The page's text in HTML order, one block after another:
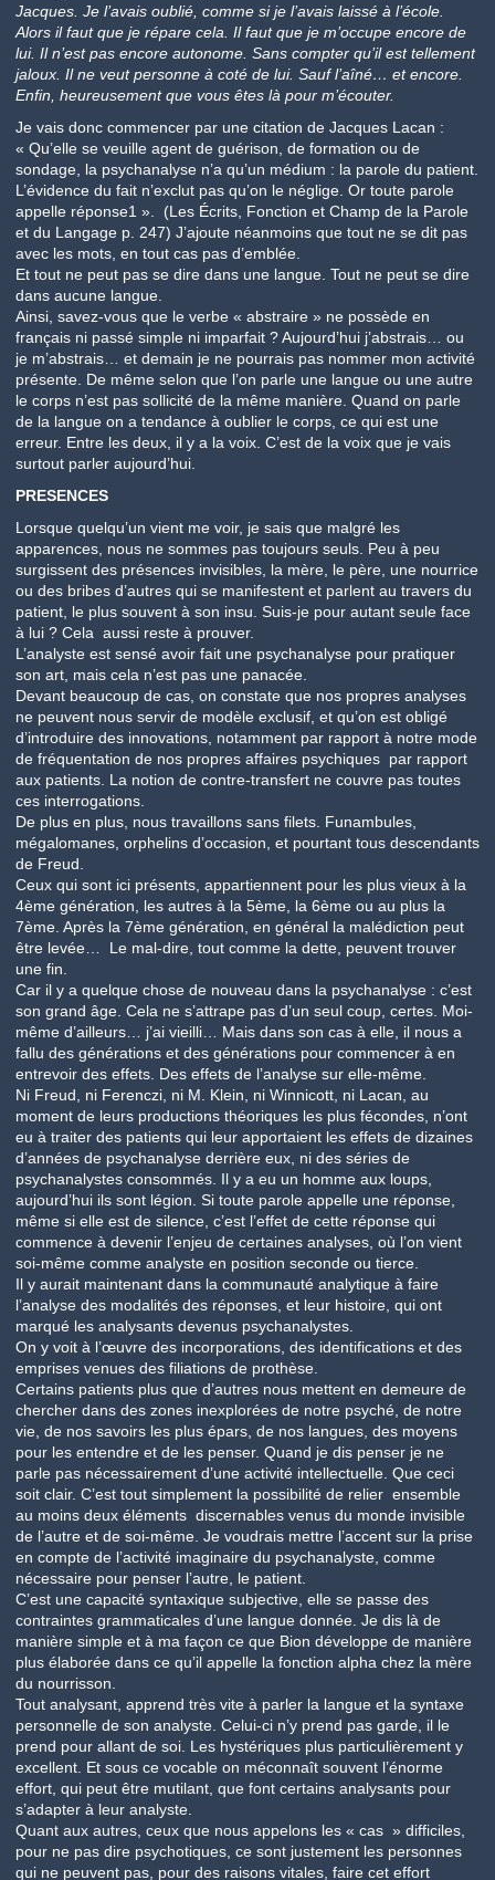
Jacques. Je l’avais oublié, comme si je l’avais laissé à l’école.
Alors il faut que je répare cela. Il faut que je m’occupe encore de
lui. Il n’est pas encore autonome. Sans compter qu’il est tellement
jaloux. Il ne veut personne à coté de lui. Sauf l’aîné… et encore.
Enfin, heureusement que vous êtes là pour m’écouter.
Je vais donc commencer par une citation de Jacques Lacan :
« Qu’elle se veuille agent de guérison, de formation ou de
sondage, la psychanalyse n’a qu’un médium : la parole du patient.
L’évidence du fait n’exclut pas qu’on le néglige. Or toute parole
appelle réponse1 ». (Les Écrits, Fonction et Champ de la Parole
et du Langage p. 247) J’ajoute néanmoins que tout ne se dit pas
avec les mots, en tout cas pas d’emblée.
Et tout ne peut pas se dire dans une langue. Tout ne peut se dire
dans aucune langue.
Ainsi, savez-vous que le verbe « abstraire » ne possède en
français ni passé simple ni imparfait ? Aujourd’hui j’abstrais… ou
je m’abstrais… et demain je ne pourrais pas nommer mon activité
présente. De même selon que l’on parle une langue ou une autre
le corps n’est pas sollicité de la même manière. Quand on parle
de la langue on a tendance à oublier le corps, ce qui est une
erreur. Entre les deux, il y a la voix. C’est de la voix que je vais
surtout parler aujourd’hui.
PRESENCES
Lorsque quelqu’un vient me voir, je sais que malgré les
apparences, nous ne sommes pas toujours seuls. Peu à peu
surgissent des présences invisibles, la mère, le père, une nourrice
ou des bribes d’autres qui se manifestent et parlent au travers du
patient, le plus souvent à son insu. Suis-je pour autant seule face
à lui ? Cela aussi reste à prouver.
L’analyste est sensé avoir fait une psychanalyse pour pratiquer
son art, mais cela n’est pas une panacée.
Devant beaucoup de cas, on constate que nos propres analyses
ne peuvent nous servir de modèle exclusif, et qu’on est obligé
d’introduire des innovations, notamment par rapport à notre mode
de fréquentation de nos propres affaires psychiques par rapport
aux patients. La notion de contre-transfert ne couvre pas toutes
ces interrogations.
De plus en plus, nous travaillons sans filets. Funambules,
mégalomanes, orphelins d’occasion, et pourtant tous descendants
de Freud.
Ceux qui sont ici présents, appartiennent pour les plus vieux à la
4ème génération, les autres à la 5ème, la 6ème ou au plus la
7ème. Après la 7ème génération, en général la malédiction peut
être levée… Le mal-dire, tout comme la dette, peuvent trouver
une fin.
Car il y a quelque chose de nouveau dans la psychanalyse : c’est
son grand âge. Cela ne s’attrape pas d’un seul coup, certes. Moi-
même d’ailleurs… j’ai vieilli… Mais dans son cas à elle, il nous a
fallu des générations et des générations pour commencer à en
entrevoir des effets. Des effets de l’analyse sur elle-même.
Ni Freud, ni Ferenczi, ni M. Klein, ni Winnicott, ni Lacan, au
moment de leurs productions théoriques les plus fécondes, n’ont
eu à traiter des patients qui leur apportaient les effets de dizaines
d’années de psychanalyse derrière eux, ni des séries de
psychanalystes consommés. Il y a eu un homme aux loups,
aujourd’hui ils sont légion. Si toute parole appelle une réponse,
même si elle est de silence, c’est l’effet de cette réponse qui
commence à devenir l’enjeu de certaines analyses, où l’on vient
soi-même comme analyste en position seconde ou tierce.
Il y aurait maintenant dans la communauté analytique à faire
l’analyse des modalités des réponses, et leur histoire, qui ont
marqué les analysants devenus psychanalystes.
On y voit à l’œuvre des incorporations, des identifications et des
emprises venues des filiations de prothèse.
Certains patients plus que d’autres nous mettent en demeure de
chercher dans des zones inexplorées de notre psyché, de notre
vie, de nos savoirs les plus épars, de nos langues, des moyens
pour les entendre et de les penser. Quand je dis penser je ne
parle pas nécessairement d’une activité intellectuelle. Que ceci
soit clair. C’est tout simplement la possibilité de relier ensemble
au moins deux éléments discernables venus du monde invisible
de l’autre et de soi-même. Je voudrais mettre l’accent sur la prise
en compte de l’activité imaginaire du psychanalyste, comme
nécessaire pour penser l’autre, le patient.
C’est une capacité syntaxique subjective, elle se passe des
contraintes grammaticales d’une langue donnée. Je dis là de
manière simple et à ma façon ce que Bion développe de manière
plus élaborée dans ce qu’il appelle la fonction alpha chez la mère
du nourrisson.
Tout analysant, apprend très vite à parler la langue et la syntaxe
personnelle de son analyste. Celui-ci n’y prend pas garde, il le
prend pour allant de soi. Les hystériques plus particulièrement y
excellent. Et sous ce vocable on méconnaît souvent l’énorme
effort, qui peut être mutilant, que font certains analysants pour
s’adapter à leur analyste.
Quant aux autres, ceux que nous appelons les « cas » difficiles,
pour ne pas dire psychotiques, ce sont justement les personnes
qui ne peuvent pas, pour des raisons vitales, faire cet effort